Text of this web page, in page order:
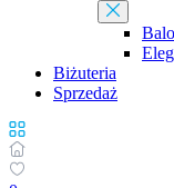
Biżuteria
Sprzedaż